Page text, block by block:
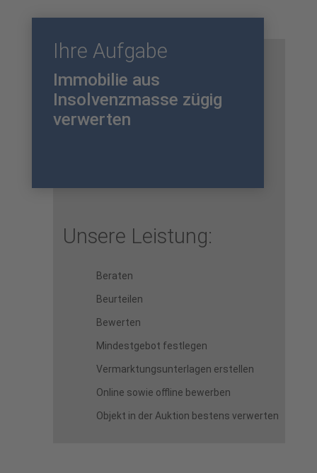
Ihre Aufgabe
Immobilie aus
Insolvenzmasse zügig
verwerten
Unsere Leistung:
Beraten
Beurteilen
Bewerten
Mindestgebot festlegen
Vermarktungsunterlagen erstellen
Online sowie offline bewerben
Objekt in der Auktion bestens verwerten